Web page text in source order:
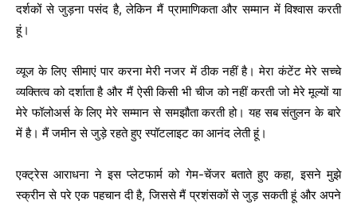
दर्शकों से जुड़ना पसंद है, लेकिन मैं प्रामाणिकता और सम्मान में विश्वास करती
हूं।
व्यूज के लिए सीमाएं पार करना मेरी नजर में ठीक नहीं है। मेरा कंटेंट मेरे सच्चे
व्यक्तित्व को दर्शाता है और मैं ऐसी किसी भी चीज को नहीं करती जो मेरे मूल्यों या
मेरे फॉलोअर्स के लिए मेरे सम्मान से समझौता करती हो। यह सब संतुलन के बारे
में है। मैं जमीन से जुड़े रहते हुए स्पॉटलाइट का आनंद लेती हूं।
एक्ट्रेस आराधना ने इस प्लेटफार्म को गेम-चेंजर बताते हुए कहा, इसने मुझे
स्क्रीन से परे एक पहचान दी है, जिससे मैं प्रशंसकों से जुड़ सकती हूं और अपने